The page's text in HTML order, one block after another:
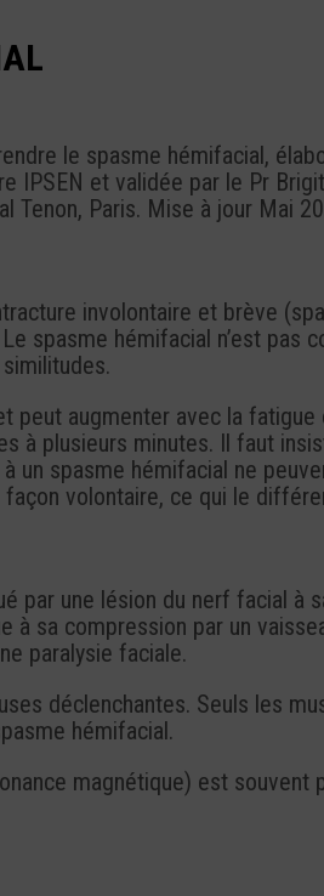
le spasme hémifacial,
IPSEN et validée par le Pr
Tenon, Paris. Mise à jour Mai
involontaire et brève
spasme hémifacial n’est pas
peut augmenter avec la fatigue
à plusieurs minutes. Il faut
un spasme hémifacial ne
volontaire, ce qui le
par une lésion du nerf facial à
à sa compression par un
paralysie faciale.
déclenchantes. Seuls les
hémifacial.
magnétique) est souvent